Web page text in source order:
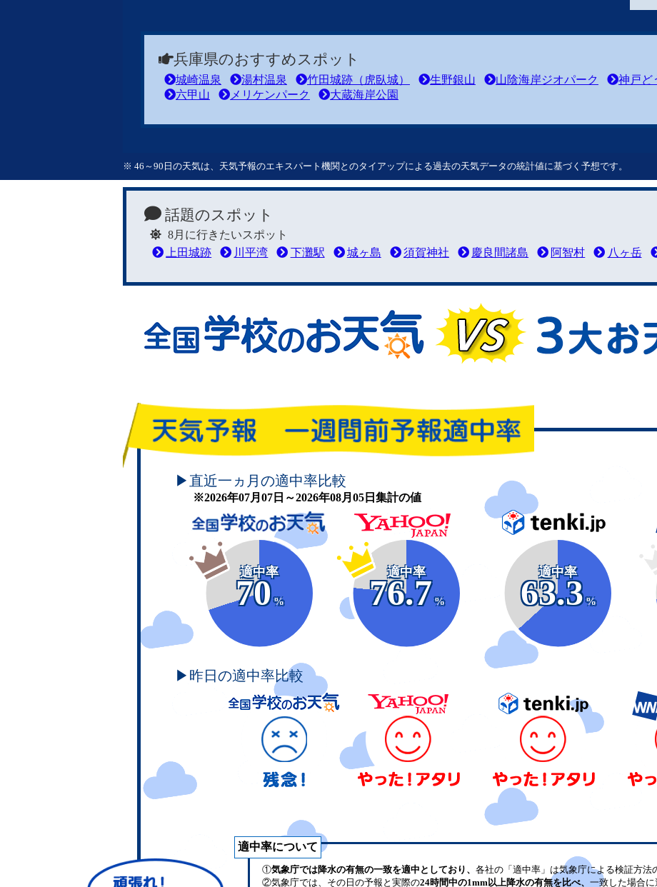
兵庫県のおすすめスポット
城崎温泉 湯村温泉 竹田城跡（虎臥城） 生野銀山 山陰海岸ジオパーク 神戸ど
六甲山
メリケンパーク 大蔵海岸公園
※ 46～90日の天気は、天気予報のエキスパート機関とのタイアップによる過去の天気データの統計値に基づく予想です。
話題のスポット
8月に行きたいスポット
上田城跡
川平湾 下灘駅 城ヶ島 須賀神社 慶良間諸島 阿智村 八ヶ岳
頑張れ！学校のお天気
▶直近一ヵ月の適中率比較
※2026年07月07日～2026年08月05日集計の値
適中率
70
%
適中率
76.7
%
適中率
63.3
%
▶昨日の適中率比較
適中率について
①気象庁では降水の有無の一致を適中としており、 各社の「適中率」は気象庁による検証方法
②気象庁では、その日の予報と実際の24時間中の1mm以上降水の有無を比べ、 一致した場合に